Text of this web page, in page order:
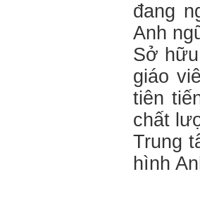
đang
Anh
Sở
giáo
tiên
chất
Trung
hình